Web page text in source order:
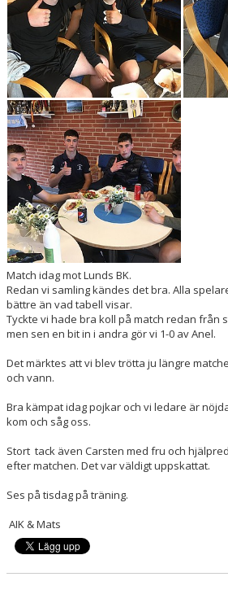
Match idag mot Lunds BK.
Redan vi samling kändes det bra. Alla
bättre än vad tabell visar.
Tyckte vi hade bra koll på match redan från
men sen en bit in i andra gör vi 1-0 av Anel.
Det märktes att vi blev trötta ju längre
och vann.
Bra kämpat idag pojkar och vi ledare är
kom och såg oss.
Stort tack även Carsten med fru och
efter matchen. Det var väldigt uppskattat.
Ses på tisdag på träning.
AIK & Mats